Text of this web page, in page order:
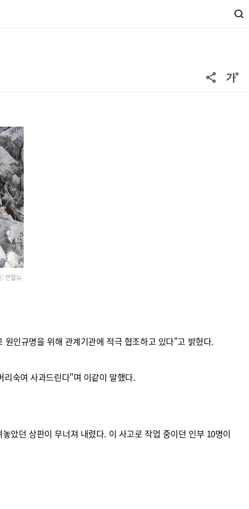
연합뉴
인규명을 위해 관계기관에 적극 협조하고 있다"고 밝혔다.
숙여 사과드린다"며 이같이 말했다.
았던 상판이 무너져 내렸다. 이 사고로 작업 중이던 인부 10명이